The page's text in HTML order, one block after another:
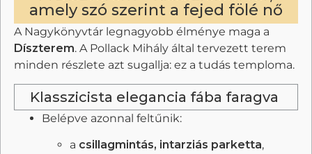
amely szó szerint a fejed fölé nő
A Nagykönyvtár legnagyobb élménye maga a
Díszterem. A Pollack Mihály által tervezett terem
minden részlete azt sugallja: ez a tudás temploma.
Klasszicista elegancia fába faragva
Belépve azonnal feltűnik:
a csillagmintás, intarziás parketta,